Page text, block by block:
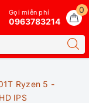
0
Gọi miễn phí
0963783214
Ryzen 5 -
IPS